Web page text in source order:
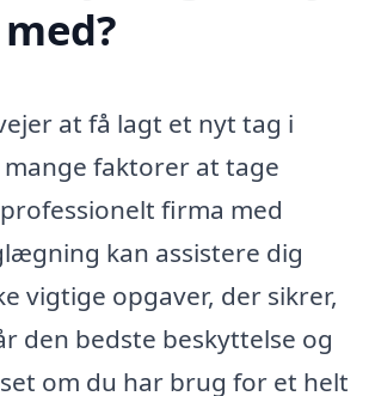
at få lagt et nyt tag i
mange faktorer at tage
firma med
kan assistere dig
vigtige opgaver, der sikrer,
den bedste beskyttelse og
om du har brug for et helt